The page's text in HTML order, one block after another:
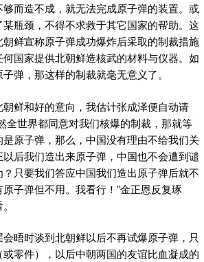
而造不成，就无法完成原子弹的装置。或
瓶颈，不得不求救于其它国家的帮助。这
鲜宣称原子弹成功爆炸后采取的制裁措施
国家提供北朝鲜造核武的材料与仪器。如
弹，那这样的制裁就毫无意义了。
鲜和好的意向，我估计张成泽便自动请
全世界都同意对我们核爆的制裁，那就等
原子弹，那么，中国没有理由不给我们关
后我们造出来原子弹，中国也不会遭到谴
只要我们答应中国我们造出原子弹后就不
子弹但不用。我看行！”金正恩反复琢
晤时谈到北朝鲜以后不再试爆原子弹，只
零件），以后中朝两国的友谊比血凝成的